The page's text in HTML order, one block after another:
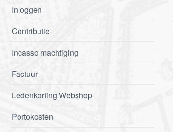
Inloggen
Contributie
Incasso machtiging
Factuur
Ledenkorting Webshop
Portokosten